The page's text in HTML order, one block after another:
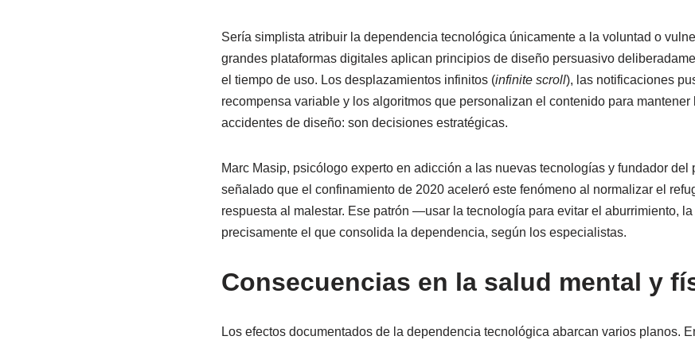
Sería simplista atribuir la dependencia tecnológica únicamente a la voluntad o
grandes plataformas digitales aplican principios de diseño persuasivo
el tiempo de uso. Los desplazamientos infinitos (infinite scroll), las notificaciones
recompensa variable y los algoritmos que personalizan el contenido para mantener
accidentes de diseño: son decisiones estratégicas.
Marc Masip, psicólogo experto en adicción a las nuevas tecnologías y fundador del
señalado que el confinamiento de 2020 aceleró este fenómeno al normalizar el
respuesta al malestar. Ese patrón —usar la tecnología para evitar el aburrimiento,
precisamente el que consolida la dependencia, según los especialistas.
Consecuencias en la salud mental y
Los efectos documentados de la dependencia tecnológica abarcan varios planos.